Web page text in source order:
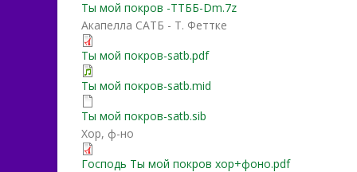
Ты мой покров -ТТББ-Dm.7z
Акапелла САТБ - Т. Феттке
Ты мой покров-satb.pdf
Ты мой покров-satb.mid
Ты мой покров-satb.sib
Хор, ф-но
Господь Ты мой покров хор+фоно.pdf